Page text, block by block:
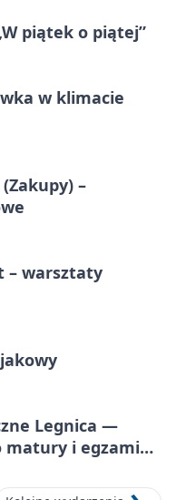
piątek o piątej”
w klimacie
–
– warsztaty
Legnica —
i egzaminu